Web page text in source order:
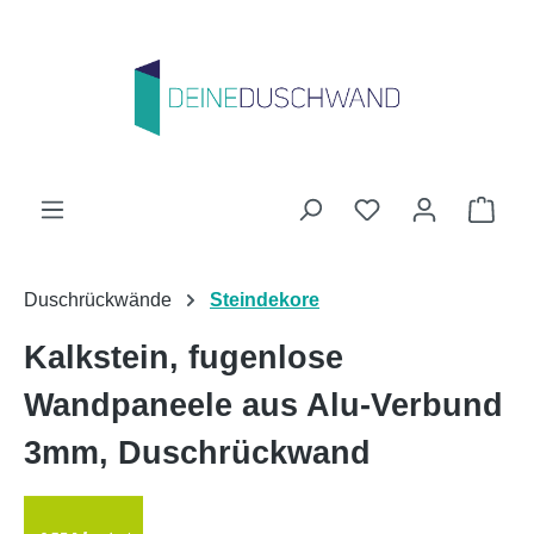
Du hast 0
Duschrückwände Steindekore
Kalkstein, fugenlose
Wandpaneele aus Alu-Verbund
3mm, Duschrückwand